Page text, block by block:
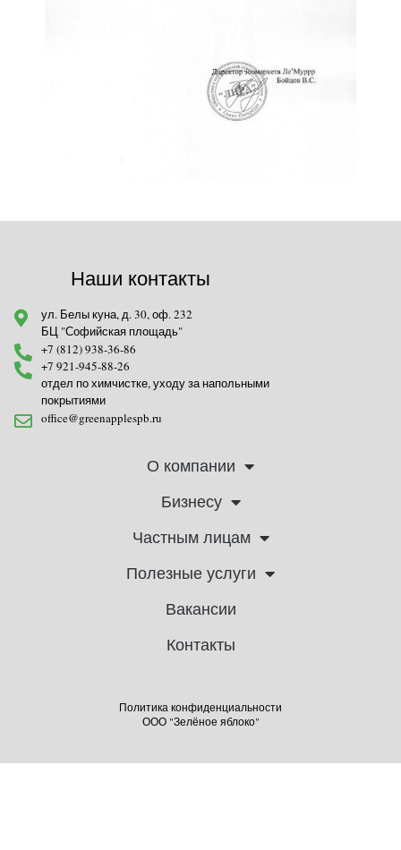
О компании
Бизнесу
Частным лицам
Полезные услуги
Вакансии
Контакты
Наши контакты
ул. Белы куна, д. 30, оф. 232
БЦ "Софийская площадь"
+7 (812) 938-36-86
+7 921-945-88-26
отдел по химчистке, уходу за напольными
покрытиями
office@greenapplespb.ru
Политика конфиденциальности
ООО "Зелёное яблоко"